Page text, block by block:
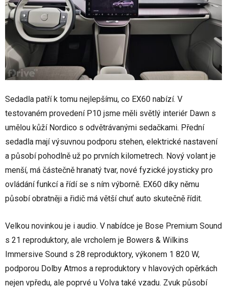
Sedadla patří k tomu nejlepšímu, co EX60 nabízí. V
testovaném provedení P10 jsme měli světlý interiér Dawn s
umělou kůží Nordico s odvětrávanými sedačkami. Přední
sedadla mají výsuvnou podporu stehen, elektrické nastavení
a působí pohodlně už po prvních kilometrech. Nový volant je
menší, má částečně hranatý tvar, nové fyzické joysticky pro
ovládání funkcí a řídí se s ním výborně. EX60 díky němu
působí obratněji a řidič má větší chuť auto skutečně řídit.
Velkou novinkou je i audio. V nabídce je Bose Premium Sound
s 21 reproduktory, ale vrcholem je Bowers & Wilkins
Immersive Sound s 28 reproduktory, výkonem 1 820 W,
podporou Dolby Atmos a reproduktory v hlavových opěrkách
nejen vpředu, ale poprvé u Volva také vzadu. Zvuk působí